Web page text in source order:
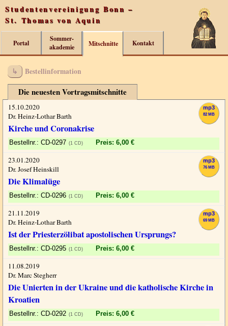
Studentenvereinigung Bonn –
St. Thomas von Aquin
Portal
Sommer­
akademie
Mitschnitte Kontakt
Bestellinformation
Die neuesten Vortragsmitschnitte
15.10.2020 mp3
82 MB
Dr. Heinz-Lothar Barth
Kirche und Coronakrise
CD-0297 (1 CD) Preis: 6,00 €
23.01.2020 mp3
76 MB
Dr. Josef Heinskill
Die Klimalüge
CD-0296 (1 CD) Preis: 6,00 €
21.11.2019 mp3
69 MB
Dr. Heinz-Lothar Barth
Ist der Priesterzölibat apostolischen Ursprungs?
CD-0295 (1 CD) Preis: 6,00 €
11.08.2019
Dr. Marc Stegherr
Die Unierten in der Ukraine und die katholische Kirche in
Kroatien
CD-0292 (1 CD) Preis: 6,00 €